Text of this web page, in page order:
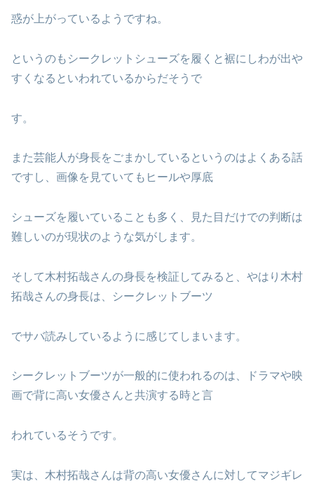
惑が上がっているようですね。
というのもシークレットシューズを履くと裾にしわが出や
すくなるといわれているからだそうで
す。
また芸能人が身長をごまかしているというのはよくある話
ですし、画像を見ていてもヒールや厚底
シューズを履いていることも多く、見た目だけでの判断は
難しいのが現状のような気がします。
そして木村拓哉さんの身長を検証してみると、やはり木村
拓哉さんの身長は、シークレットブーツ
でサバ読みしているように感じてしまいます。
シークレットブーツが一般的に使われるのは、ドラマや映
画で背に高い女優さんと共演する時と言
われているそうです。
実は、木村拓哉さんは背の高い女優さんに対してマジギレ